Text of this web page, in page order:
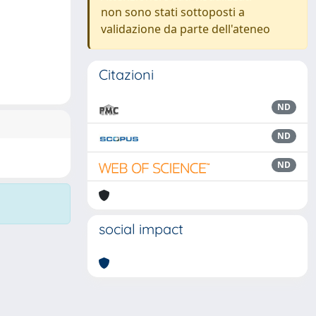
non sono stati sottoposti a
validazione da parte dell'ateneo
Citazioni
ND
ND
ND
social impact